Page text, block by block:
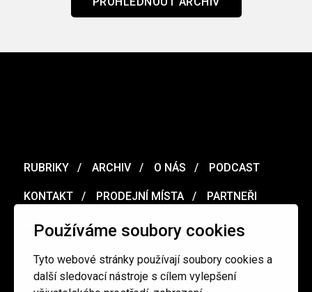
Používáme soubory cookies
Tyto webové stránky používají soubory cookies a
další sledovací nástroje s cílem vylepšení
RUBRIKY ARCHIV O NÁS PODCAST
KONTAKT PRODEJNÍ MÍSTA PARTNEŘI
MERCH VOUCHER
Ochrana osobních údajů / Obchodní podmínky